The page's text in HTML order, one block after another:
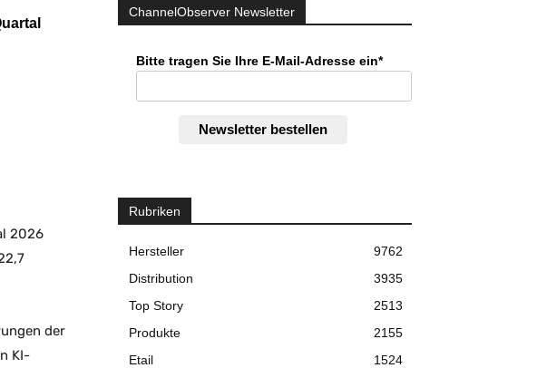
2026
der
KI-
ChannelObserver Newsletter
Bitte tragen Sie Ihre E-Mail-Adresse ein*
Newsletter bestellen
Rubriken
Hersteller
9762
Distribution
3935
Top Story
2513
Produkte
2155
Etail
1524